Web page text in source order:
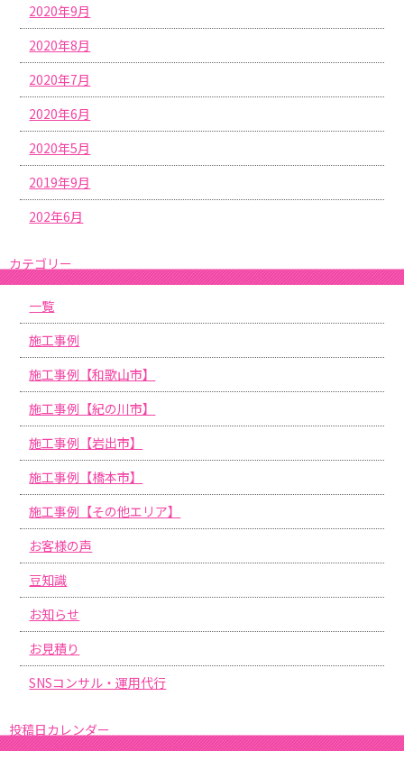
2020年9月
2020年8月
2020年7月
2020年6月
2020年5月
2019年9月
202年6月
カテゴリー
一覧
施工事例
施工事例【和歌山市】
施工事例【紀の川市】
施工事例【岩出市】
施工事例【橋本市】
施工事例【その他エリア】
お客様の声
豆知識
お知らせ
お見積り
SNSコンサル・運用代行
投稿日カレンダー